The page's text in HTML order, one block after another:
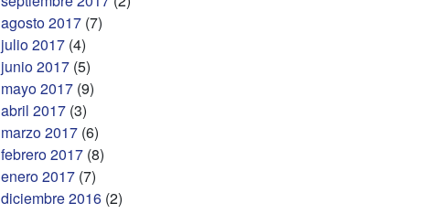
agosto 2017 (7)
julio 2017 (4)
junio 2017 (5)
mayo 2017 (9)
abril 2017 (3)
marzo 2017 (6)
febrero 2017 (8)
enero 2017 (7)
diciembre 2016 (2)